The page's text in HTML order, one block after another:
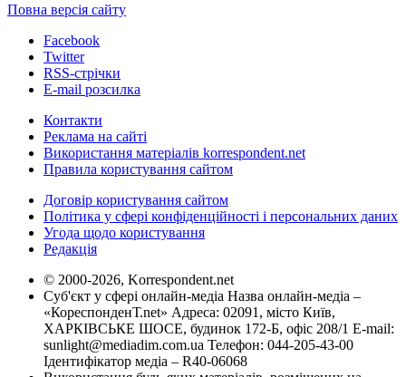
Повна версія сайту
Facebook
Twitter
RSS-стрічки
E-mail розсилка
Контакти
Реклама на сайті
Використання матеріалів korrespondent.net
Правила користування сайтом
Договір користування сайтом
Політика у сфері конфіденційності і персональних даних
Угода щодо користування
Редакція
© 2000-2026, Korrespondent.net
Суб'єкт у сфері онлайн-медіа Назва онлайн-медіа –
«КореспонденТ.net» Адреса: 02091, місто Київ,
ХАРКІВСЬКЕ ШОСЕ, будинок 172-Б, офіс 208/1 E-mail:
sunlight@mediadim.com.ua Телефон: 044-205-43-00
Ідентифікатор медіа – R40-06068